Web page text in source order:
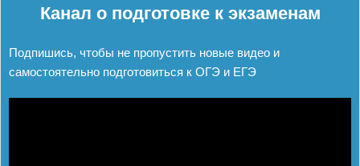
Канал о подготовке к экзаменам
Подпишись, чтобы не пропустить новые видео и
самостоятельно подготовиться к ОГЭ и ЕГЭ